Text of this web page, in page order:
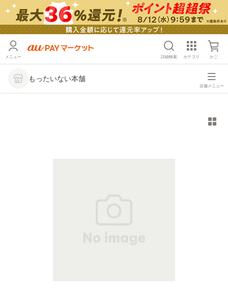
メニュー 詳細検索 カテゴリ かご
もったいない本舗
店舗メニュー